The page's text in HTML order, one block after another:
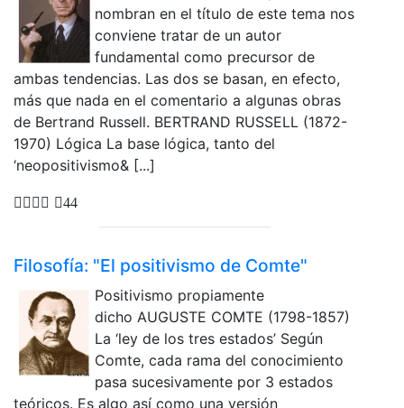
nombran en el título de este tema nos
conviene tratar de un autor
fundamental como precursor de
ambas tendencias. Las dos se basan, en efecto,
más que nada en el comentario a algunas obras
de Bertrand Russell. BERTRAND RUSSELL (1872-
1970) Lógica La base lógica, tanto del
‘neopositivismo& [...]
44
Filosofía: "El positivismo de Comte"
Positivismo propiamente
dicho AUGUSTE COMTE (1798-1857)
La ‘ley de los tres estados’ Según
Comte, cada rama del conocimiento
pasa sucesivamente por 3 estados
teóricos. Es algo así como una versión